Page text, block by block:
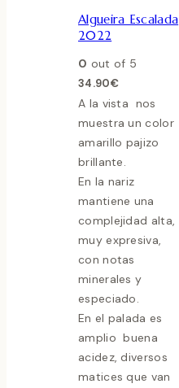
Algueira Escalada
2022
0 out of 5
34.90€
A la vista nos
muestra un color
amarillo pajizo
brillante.
En la nariz
mantiene una
complejidad alta,
muy expresiva,
con notas
minerales y
especiado.
En el palada es
amplio buena
acidez, diversos
matices que van